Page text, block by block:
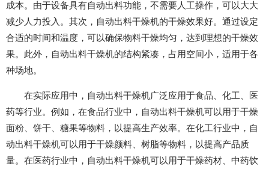
成本。由于设备具有自动出料功能，不需要人工操作，可以大大
减少人力投入。其次，自动出料干燥机的干燥效果好。通过设定
合适的时间和温度，可以确保物料干燥均匀，达到理想的干燥效
果。此外，自动出料干燥机的结构紧凑，占用空间小，适用于各
种场地。
在实际应用中，自动出料干燥机广泛应用于食品、化工、医
药等行业。例如，在食品行业中，自动出料干燥机可以用于干燥
面粉、饼干、糖果等物料，以提高生产效率。在化工行业中，自
动出料干燥机可以用于干燥颜料、树脂等物料，以提高产品质
量。在医药行业中，自动出料干燥机可以用于干燥药材、中药饮